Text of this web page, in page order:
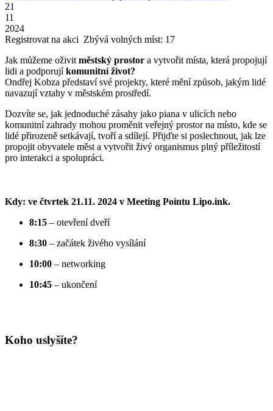
21
11
2024
Registrovat na akci Zbývá volných míst: 17
Jak můžeme oživit městský prostor a vytvořit místa, která propojují
lidi a podporujíkomunitní život?
Ondřej Kobza představí své projekty, které mění způsob, jakým lidé
navazují vztahy v městském prostředí.
Dozvíte se, jak jednoduché zásahy jako piana v ulicích nebo
komunitní zahrady mohou proměnit veřejný prostor na místo, kde se
lidé přirozeně setkávají, tvoří a sdílejí. Přijďte si poslechnout, jak lze
propojit obyvatele měst a vytvořit živý organismus plný příležitostí
pro interakci a spolupráci.
Kdy: ve čtvrtek 21.11. 2024 v Meeting Pointu Lipo.ink.
8:15 – otevření dveří
8:30 – začátek živého vysílání
10:00 – networking
10:45 – ukončení
Koho uslyšíte?